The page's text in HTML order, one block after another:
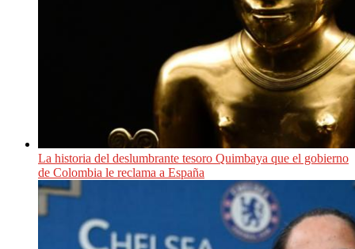
La historia del deslumbrante tesoro Quimbaya que el gobierno
de Colombia le reclama a España